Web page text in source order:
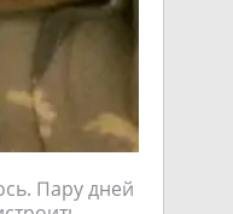
Пару дней